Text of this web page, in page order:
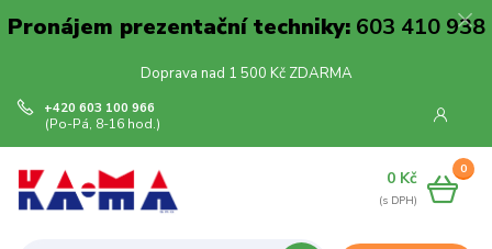
Pronájem prezentační techniky:603 410 938
Doprava nad 1 500 Kč ZDARMA
+420 603 100 966
(Po-Pá, 8-16 hod.)
0
0 Kč